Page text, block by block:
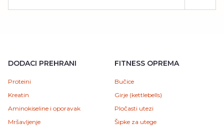
DODACI PREHRANI
Proteini
Kreatin
Aminokiseline i oporavak
Mršavljenje
FITNESS OPREMA
Bučice
Girje (kettlebells)
Pločasti utezi
Šipke za utege